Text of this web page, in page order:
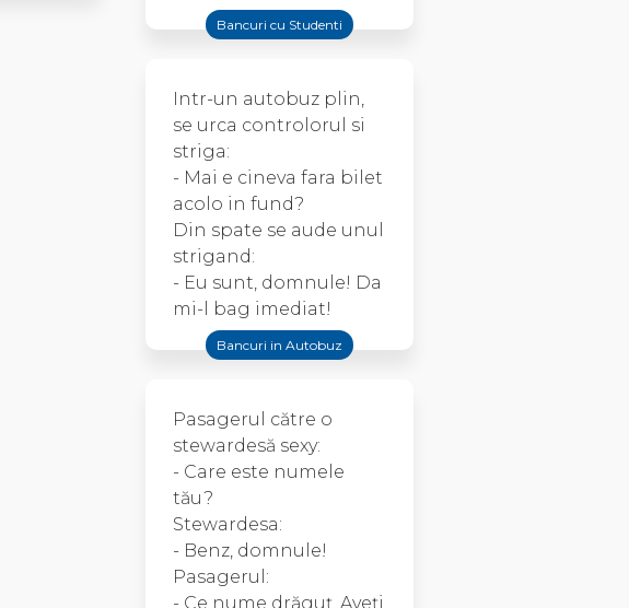
Bancuri cu Studenti
Intr-un autobuz plin,
se urca controlorul si
striga:
- Mai e cineva fara bilet
acolo in fund?
Din spate se aude unul
strigand:
- Eu sunt, domnule! Da
mi-l bag imediat!
Bancuri in Autobuz
Pasagerul către o
stewardesă sexy:
- Care este numele
tău?
Stewardesa:
- Benz, domnule!
Pasagerul:
- Ce nume drăguţ. Aveţi